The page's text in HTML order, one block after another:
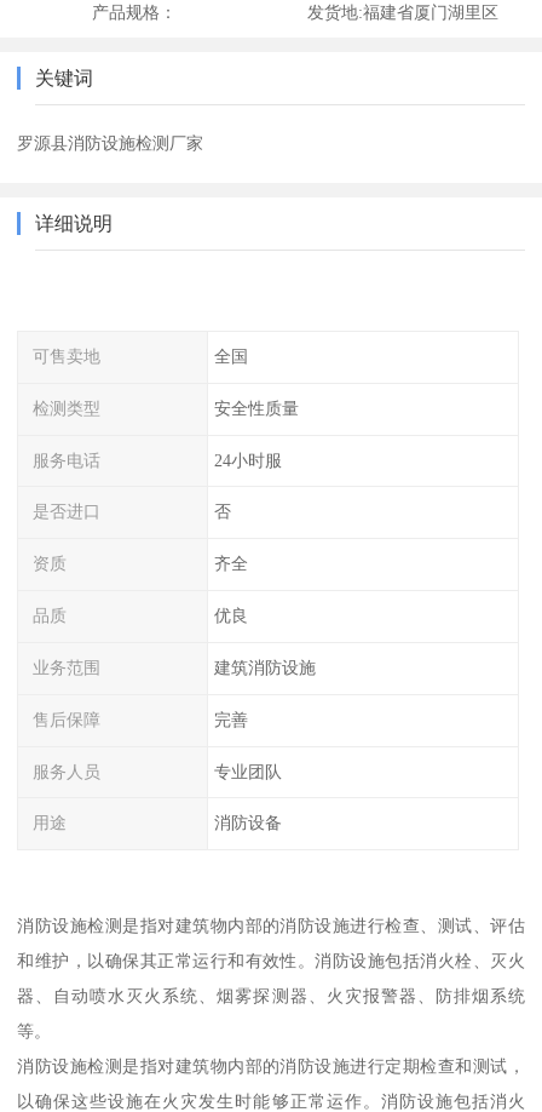
产品规格： 发货地:福建省厦门湖里区
关键词
罗源县消防设施检测厂家
详细说明
可售卖地 全国
检测类型 安全性质量
服务电话 24小时服
是否进口 否
资质 齐全
品质 优良
业务范围 建筑消防设施
售后保障 完善
服务人员 专业团队
用途 消防设备
消防设施检测是指对建筑物内部的消防设施进行检查、测试、评估
和维护，以确保其正常运行和有效性。消防设施包括消火栓、灭火
器、自动喷水灭火系统、烟雾探测器、火灾报警器、防排烟系统
等。
消防设施检测是指对建筑物内部的消防设施进行定期检查和测试，
以确保这些设施在火灾发生时能够正常运作。消防设施包括消火